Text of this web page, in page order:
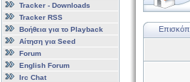
Tracker - Downloads
Tracker RSS
Βοήθεια για το Playback
Αίτηση για Seed
Forum
English Forum
Irc Chat